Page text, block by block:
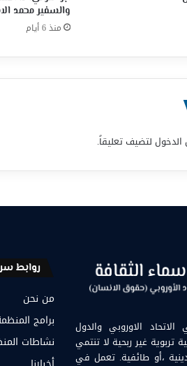
والسفير محمد
منذ 6 أيام
لتضيف تعليقاً.
الاوروبي والدول
تربوية غير ربحية لا تنتمي
،أو طائفية. تعمل في
روابط
من نحن
برامج
نشاطات